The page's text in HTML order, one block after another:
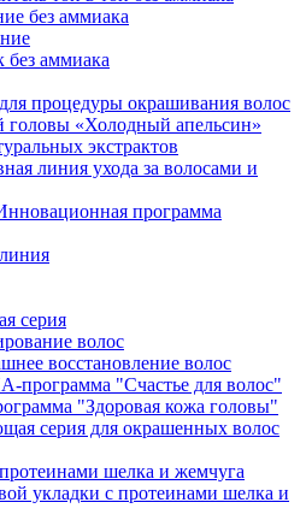
без аммиака
без аммиака
процедуры окрашивания волос
головы «Холодный апельсин»
экстрактов
линия ухода за волосами и
программа
серия
волос
восстановление волос
программа "Счастье для волос"
"Здоровая кожа головы"
серия для окрашенных волос
шелка и жемчуга
укладки с протеинами шелка и